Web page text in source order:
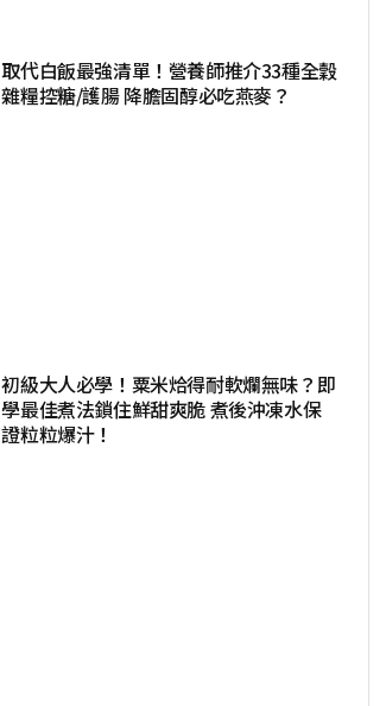
取代白飯最強清單！營養師推介33種全穀
雜糧控糖/護腸 降膽固醇必吃燕麥？
初級大人必學！粟米烚得耐軟爛無味？即
學最佳煮法鎖住鮮甜爽脆 煮後沖凍水保
證粒粒爆汁！